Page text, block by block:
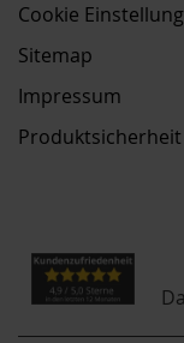
Cookie
Sitemap
Impressum
Produktsicherheit